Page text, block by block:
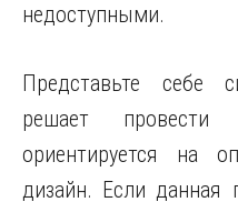
недоступными.
Представьте себе
решает
ориентируется на
дизайн. Если данная